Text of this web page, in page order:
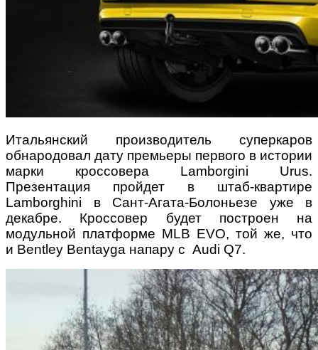
Итальянский производитель суперкаров
обнародовал дату премьеры первого в истории
марки кроссовера Lamborgini Urus.
Презентация пройдет в штаб-квартире
Lamborghini в Сант-Агата-Болоньезе уже в
декабре. Кроссовер будет построен на
модульной платформе MLB EVO, той же, что
и Bentley Bentayga напару с Audi Q7.